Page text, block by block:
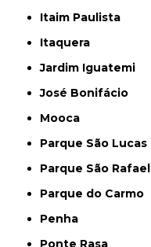
Itaim Paulista
Itaquera
Jardim Iguatemi
José Bonifácio
Mooca
Parque São Lucas
Parque São Rafael
Parque do Carmo
Penha
Ponte Rasa